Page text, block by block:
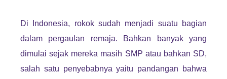
Di Indonesia, rokok sudah menjadi suatu bagian
dalam pergaulan remaja. Bahkan banyak yang
dimulai sejak mereka masih SMP atau bahkan SD,
salah satu penyebabnya yaitu pandangan bahwa